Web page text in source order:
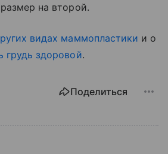
на второй.
видах маммопластики и о
грудь здоровой.
Поделиться